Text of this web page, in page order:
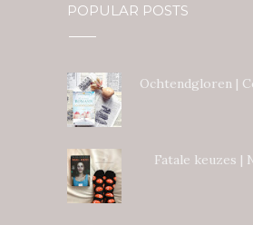
POPULAR POSTS
Ochtendgloren |
Fatale keuzes |